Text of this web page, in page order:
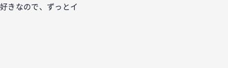
きなので、ずっとイ